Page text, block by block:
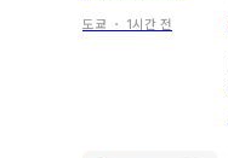
도쿄 ・ 1시간 전